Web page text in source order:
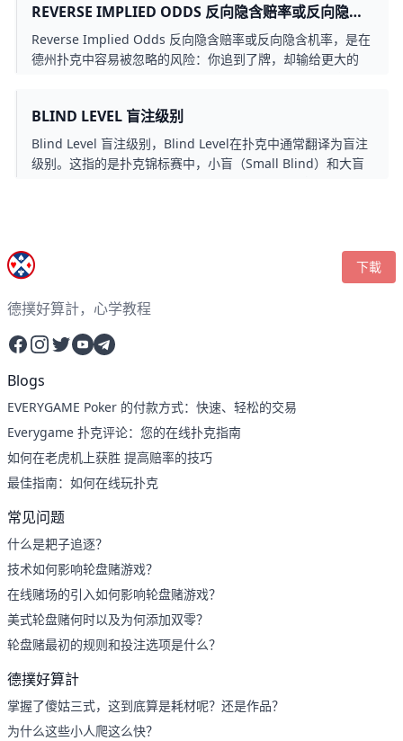
明显想争夺底池时。Stab是一种常见的扑克技巧，利用对手
的被动表现来施加压力，即使手牌不够强，也能透过这种方式
成功赢得底池。掌握何时Stab，能够提升玩家的进攻性，让
REVERSE IMPLIED ODDS 反向隐含赔率或反向隐含
机率
Reverse Implied Odds 反向隐含赔率或反向隐含机率，是在
德州扑克中容易被忽略的风险：你追到了牌，却输给更大的
BLIND LEVEL 盲注级别
Blind Level 盲注级别，Blind Level在扑克中通常翻译为盲注
级别。这指的是扑克锦标赛中，小盲（Small Blind）和大盲
类推。这种机制促使玩家更积极参与牌局，避免筹码因盲注上
下載
德撲好算計，心学教程
Facebook
Instagram
Twitter
YouTube
Telegram
Blogs
EVERYGAME Poker 的付款方式：快速、轻松的交易
Everygame 扑克评论：您的在线扑克指南
如何在老虎机上获胜 提高赔率的技巧
最佳指南：如何在线玩扑克
常见问题
什么是耙子追逐？
技术如何影响轮盘赌游戏？
在线赌场的引入如何影响轮盘赌游戏？
美式轮盘赌何时以及为何添加双零？
轮盘赌最初的规则和投注选项是什么？
德撲好算計
掌握了傻姑三式，这到底算是耗材呢？还是作品？
为什么这些小人爬这么快？